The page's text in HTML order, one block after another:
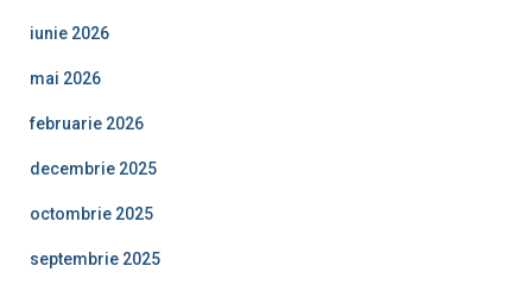
iunie 2026
mai 2026
februarie 2026
decembrie 2025
octombrie 2025
septembrie 2025